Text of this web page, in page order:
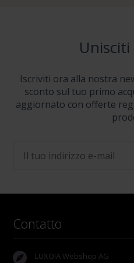
Iscriviti ora alla nostra
sconto sul tuo primo
aggiornato con offerte
Contatto
LUXOIA Webshop AG